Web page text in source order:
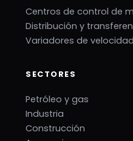
Centros de control de
Distribución y
Variadores de velocidad
SECTORES
Petróleo y gas
Industria
Construcción